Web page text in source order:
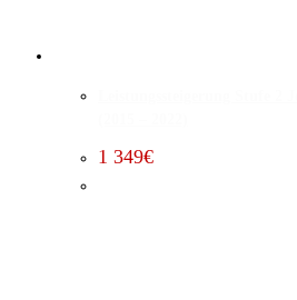
1 349€